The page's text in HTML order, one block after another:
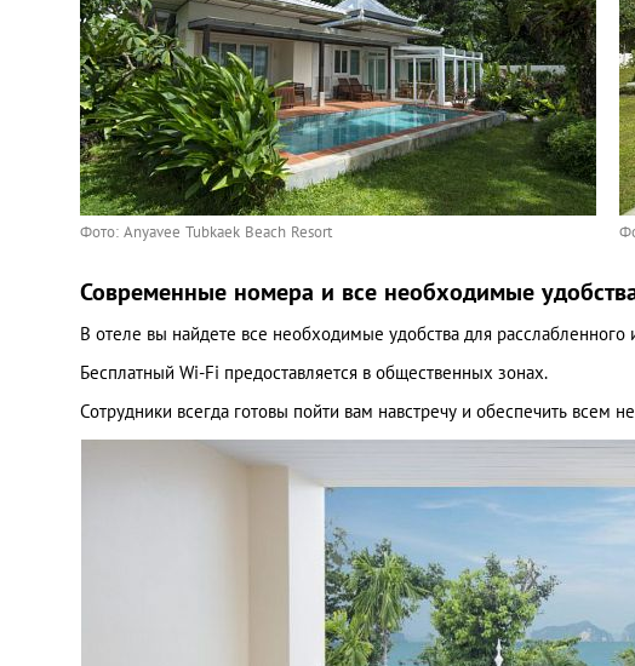
Фото: Anyavee Tubkaek Beach Resort
Современные номера и все необходимые
В отеле вы найдете все необходимые удобства для расслабленного
Бесплатный Wi-Fi предоставляется в общественных зонах.
Сотрудники всегда готовы пойти вам навстречу и обеспечить всем